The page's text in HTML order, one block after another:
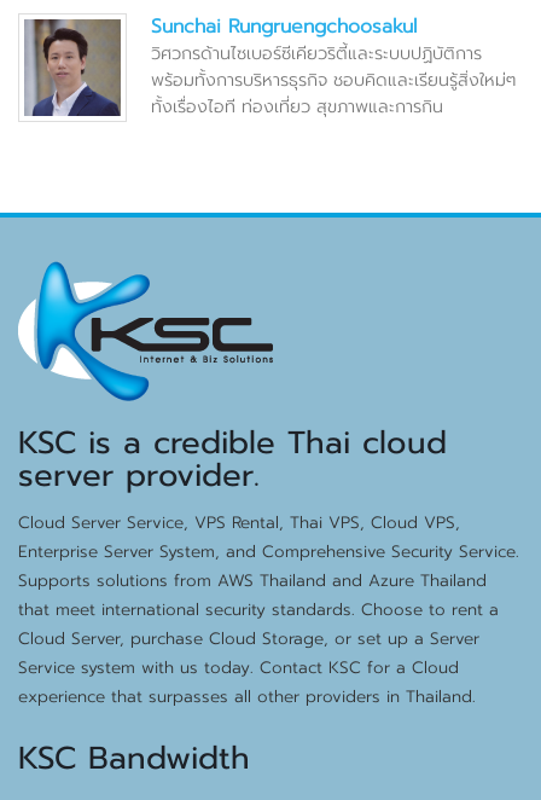
Sunchai Rungruengchoosakul
วิศวกรด้านไซเบอร์ซีเคียวริตี้และระบบปฏิบัติการ
พร้อมทั้งการบริหารธุรกิจ ชอบคิดและเรียนรู้สิ่งใหม่ๆ
ทั้งเรื่องไอที ท่องเที่ยว สุขภาพและการกิน
KSC is a credible Thai cloud
server provider.
Cloud Server Service, VPS Rental, Thai VPS, Cloud VPS,
Enterprise Server System, and Comprehensive Security Service.
Supports solutions from AWS Thailand and Azure Thailand
that meet international security standards. Choose to rent a
Cloud Server, purchase Cloud Storage, or set up a Server
Service system with us today. Contact KSC for a Cloud
experience that surpasses all other providers in Thailand.
KSC Bandwidth